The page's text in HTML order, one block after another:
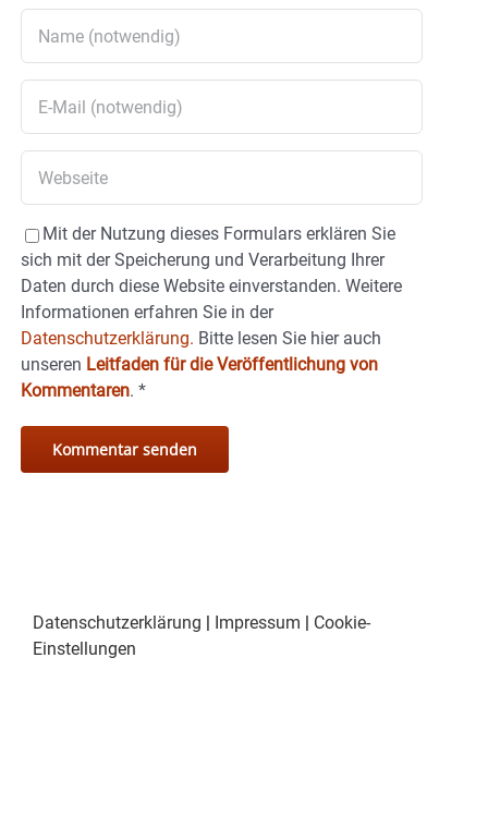
Mit der Nutzung dieses Formulars erklären Sie
sich mit der Speicherung und Verarbeitung Ihrer
Daten durch diese Website einverstanden. Weitere
Informationen erfahren Sie in der
Datenschutzerklärung. Bitte lesen Sie hier auch
unseren Leitfaden für die Veröffentlichung von
Kommentaren. *
Datenschutzerklärung Impressum
Cookie-
Einstellungen